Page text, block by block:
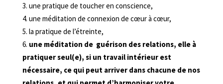
une pratique de toucher en conscience,
une méditation de connexion de cœur à cœur,
la pratique de l’étreinte,
une méditation de guérison des relations, elle à
pratiquer seul(e), si un travail intérieur est
nécessaire, ce qui peut arriver dans chacune de nos